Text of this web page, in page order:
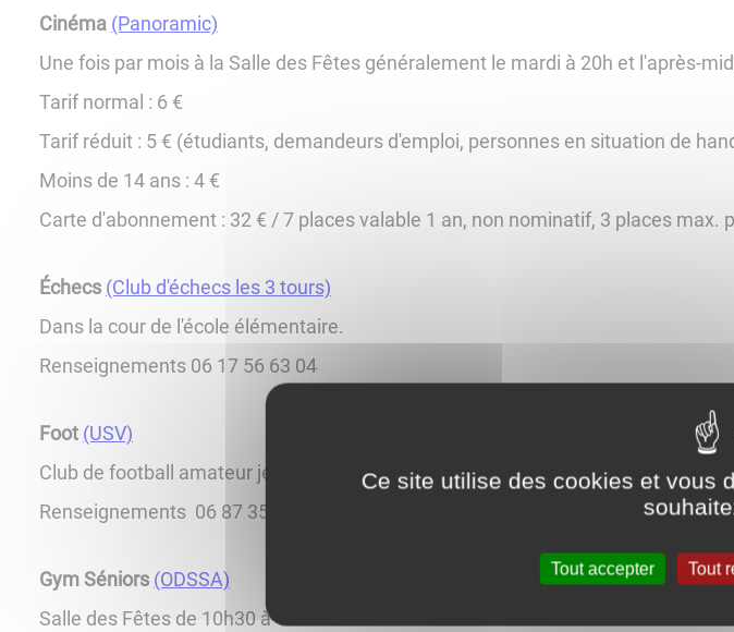
Cinéma (Panoramic)
Une fois par mois à la Salle des Fêtes généralement le mardi à 20h et l'après-
Tarif normal : 6 €
Tarif réduit : 5 € (étudiants, demandeurs d'emploi, personnes en situation de
Moins de 14 ans : 4 €
Carte d'abonnement : 32 € / 7 places valable 1 an, non nominatif, 3 places max.
Échecs (Club d'échecs les 3 tours)
Dans la cour de l'école élémentaire.
Renseignements 06 17 56 63 04
Foot (USV)
Club de football amateur jeunes et séniors
Renseignements 06 87 35 32 70
Gym Séniors (ODSSA)
Salle des Fêtes de 10h30 à 11:30
Ce site utilise des cookies et vous
Tout accepter Tout